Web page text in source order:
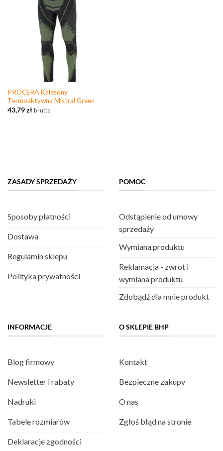
PROCERA Kalesony
Termoaktywna Mistral Green
43,79zł brutto
ZASADY SPRZEDAŻY
Sposoby płatności
Dostawa
Regulamin sklepu
Polityka prywatności
POMOC
Odstąpienie od umowy
sprzedaży
Wymiana produktu
Reklamacja - zwrot i
wymiana produktu
Zdobądź dla mnie produkt
INFORMACJE
Blog firmowy
Newsletter i rabaty
Nadruki
Tabele rozmiarów
Deklaracje zgodności
O SKLEPIE BHP
Kontakt
Bezpieczne zakupy
O nas
Zgłoś błąd na stronie